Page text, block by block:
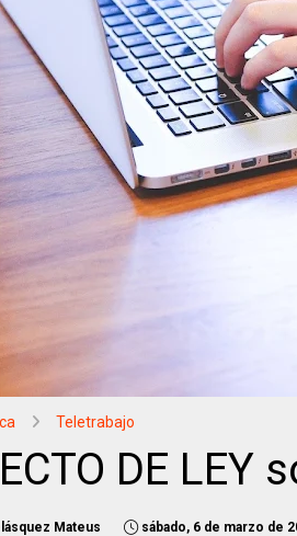
Teletrabajo
DE
Mateus sábado, 6 de marzo de